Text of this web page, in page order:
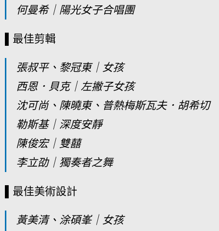
何曼希｜陽光女子合唱團
▌最佳剪輯
張叔平、黎冠東｜女孩
西恩．貝克｜左撇子女孩
沈可尚、陳曉東、普熱梅斯瓦夫．胡希切
勒斯基｜深度安靜
陳俊宏｜雙囍
李立劭｜獨奏者之舞
▌最佳美術設計
黃美清、涂碩峯｜女孩